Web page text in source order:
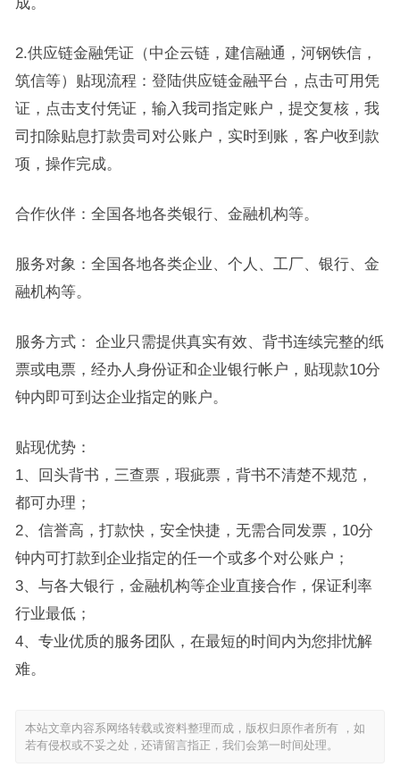
2.供应链金融凭证（中企云链，建信融通，河钢铁信，
筑信等）贴现流程：登陆供应链金融平台，点击可用凭
证，点击支付凭证，输入我司指定账户，提交复核，我
司扣除贴息打款贵司对公账户，实时到账，客户收到款
项，操作完成。
合作伙伴：全国各地各类银行、金融机构等。
服务对象：全国各地各类企业、个人、工厂、银行、金
融机构等。
服务方式： 企业只需提供真实有效、背书连续完整的纸
票或电票，经办人身份证和企业银行帐户，贴现款10分
钟内即可到达企业指定的账户。
贴现优势：
1、回头背书，三查票，瑕疵票，背书不清楚不规范，
都可办理；
2、信誉高，打款快，安全快捷，无需合同发票，10分
钟内可打款到企业指定的任一个或多个对公账户；
3、与各大银行，金融机构等企业直接合作，保证利率
行业最低；
4、专业优质的服务团队，在最短的时间内为您排忧解
难。
本站文章内容系网络转载或资料整理而成，版权归原作者所有 ，如
若有侵权或不妥之处，还请留言指正，我们会第一时间处理。